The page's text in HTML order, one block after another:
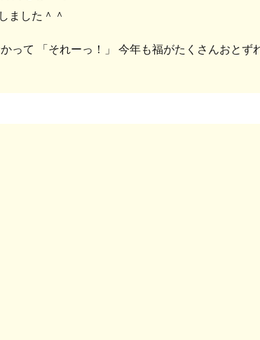
ました＾＾
って 「それーっ！」 今年も福がたくさんおとず